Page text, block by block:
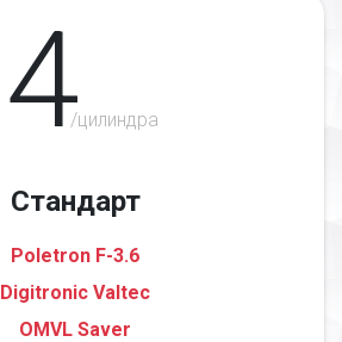
4/цилиндра
Стандарт
Poletron F-3.6
Digitronic Valtec
OMVL Saver